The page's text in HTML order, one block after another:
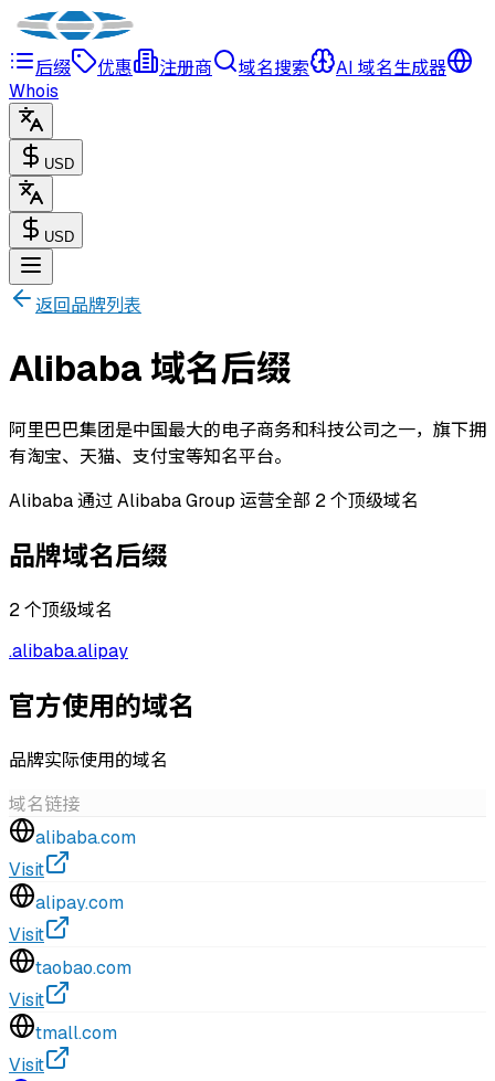
后缀 优惠 注册商 域名搜索
AI 域名生成器
Whois
USD
USD
返回品牌列表
Alibaba 域名后缀
阿里巴巴集团是中国最大的电子商务和科技公司之一，旗下拥
有淘宝、天猫、支付宝等知名平台。
Alibaba 通过 Alibaba Group 运营全部 2 个顶级域名
品牌域名后缀
2个顶级域名
.alibaba.alipay
官方使用的域名
品牌实际使用的域名
域名链接
alibaba.com
Visit
alipay.com
Visit
taobao.com
Visit
tmall.com
Visit